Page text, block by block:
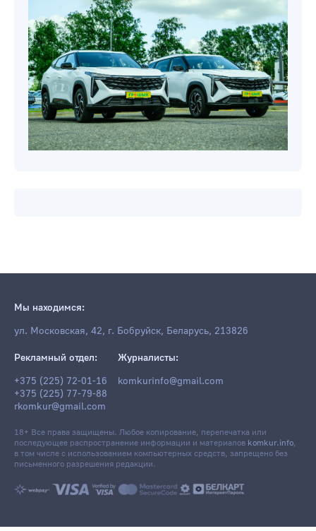
Новости компаний
Мы находимся:
ул. Московская, 42, г. Бобруйск, Беларусь, 213826
Рекламный отдел:
+375 (225) 77-79-88
Журналисты:
18+ Все права защищены. Любое копирование, перепечатка или